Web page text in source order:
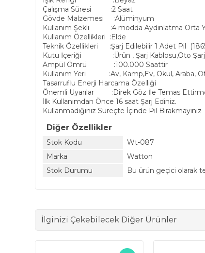
Çalışma Süresi :2 Saat
Gövde Malzemesi :Alüminyum
Kullanım Şekli :4 modda Aydınlatma Orta
Kullanım Özellikleri :Elde
Teknik Özellikleri :Şarj Edilebilir 1 Adet Pil
Kutu İçeriği :Ürün , Şarj Kablosu,Oto Şarj ,
Ampül Ömrü :100.000 Saattir
Kullanım Yeri :Av, Kamp,Ev, Okul, Araba,
Tasarruflu Enerji Harcama Özelliği
Önemli Uyarılar :Direk Göz İle Temas
İlk Kullanımdan Önce 16 saat Şarj Ediniz.
Kullanmadığınız Süreçte İçinde Pil Bırakmayınız
Diğer Özellikler
Stok Kodu
Wt-087
Marka
Watton
Stok Durumu
Bu ürün geçici olarak
İlginizi Çekebilecek Diğer Ürünler